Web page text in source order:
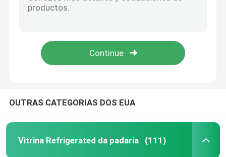
Alcance no refrigerador
Tabela Refrigerated da preparação
OUTRAS CATEGORIAS DOS EUA
Vitrina Refrigerated da padaria (111)